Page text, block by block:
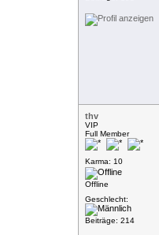
thv
VIP
Full Member
Karma: 10
Offline
Geschlecht:
Beiträge: 214